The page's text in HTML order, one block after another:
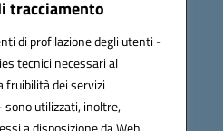
tracciamento
di profilazione degli utenti -
tecnici necessari al
fruibilità dei servizi
sono utilizzati, inoltre,